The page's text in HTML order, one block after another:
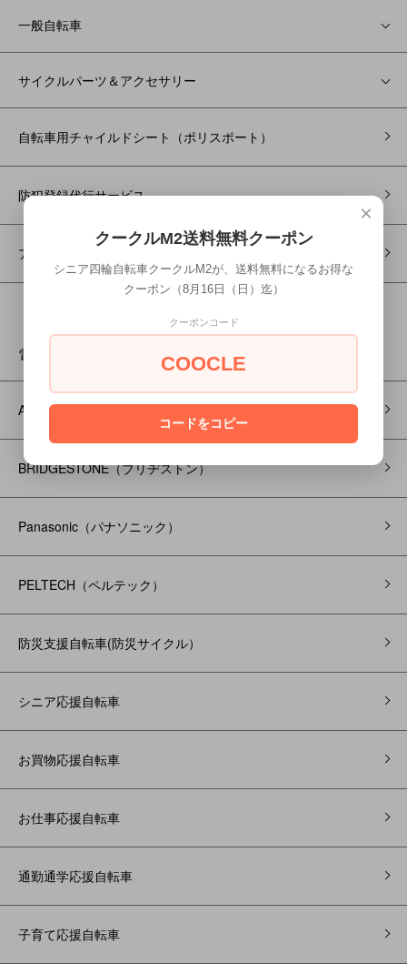
一般自転車
サイクルパーツ＆アクセサリー
自転車用チャイルドシート（ポリスポート）
防犯登録代行サービス
アウトレット
電動メーカー・用途・サイズ
ADO （A DECE OASIS）
BRIDGESTONE（ブリヂストン）
Panasonic（パナソニック）
PELTECH（ペルテック）
防災支援自転車(防災サイクル）
シニア応援自転車
お買物応援自転車
お仕事応援自転車
通勤通学応援自転車
子育て応援自転車
×
クークルM2送料無料クーポン
シニア四輪自転車クークルM2が、送料無料になるお得な
クーポン（8月16日（日）迄）
クーポンコード
COOCLE
コードをコピー